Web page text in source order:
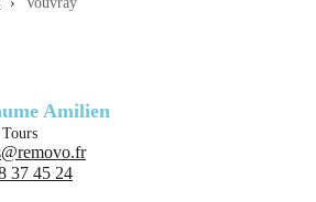
Amilien
37 45 24